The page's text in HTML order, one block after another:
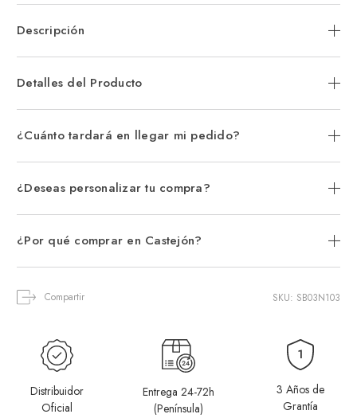
Descripción
Detalles del Producto
¿Cuánto tardará en llegar mi pedido?
¿Deseas personalizar tu compra?
¿Por qué comprar en Castejón?
Compartir SKU: SB03N103
Distribuidor
Oficial
Entrega 24-72h
(Península)
3 Años de
Grantía